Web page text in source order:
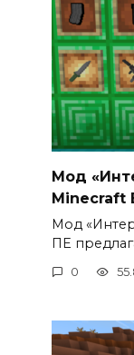
Мод
Minecraft
Мод
ПЕ
0